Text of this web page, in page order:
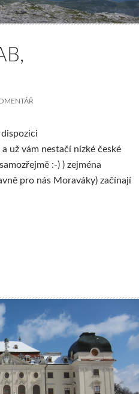
už vám nestačí nízké české
:-) ) zejména
pro nás Moraváky) začínají
Rakousko